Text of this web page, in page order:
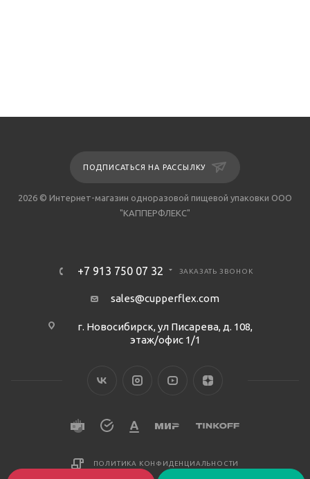
ПОДПИСАТЬСЯ НА РАССЫЛКУ
2026 © Интернет-магазин одноразовой пищевой упаковки ООО
"КАППЕРФЛЕКС"
+7 913 750 07 32 ЗАКАЗАТЬ ЗВОНОК
sales@cupperflex.com
г. Новосибирск, ул Писарева, д. 108,
этаж/офис 1/1
ПОЛИТИКА КОНФИДЕНЦИАЛЬНОСТИ